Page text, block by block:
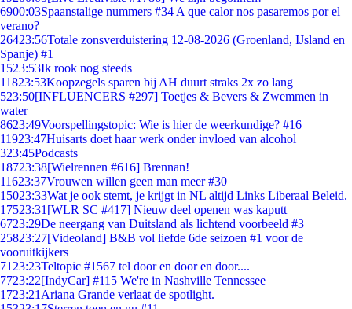
6900:03Spaanstalige nummers #34 A que calor nos pasaremos por el
verano?
26423:56Totale zonsverduistering 12-08-2026 (Groenland, IJsland en
Spanje) #1
1523:53Ik rook nog steeds
11823:53Koopzegels sparen bij AH duurt straks 2x zo lang
523:50[INFLUENCERS #297] Toetjes & Bevers & Zwemmen in
water
8623:49Voorspellingstopic: Wie is hier de weerkundige? #16
11923:47Huisarts doet haar werk onder invloed van alcohol
323:45Podcasts
18723:38[Wielrennen #616] Brennan!
11623:37Vrouwen willen geen man meer #30
15023:33Wat je ook stemt, je krijgt in NL altijd Links Liberaal Beleid.
17523:31 [WLR SC #417] Nieuw deel openen was kaputt
6723:29De neergang van Duitsland als lichtend voorbeeld #3
25823:27[Videoland] B&B vol liefde 6de seizoen #1 voor de
vooruitkijkers
71 23:23Teltopic #1567 tel door en door en door....
7723:22[IndyCar] #115 We're in Nashville Tennessee
1723:21 Ariana Grande verlaat de spotlight.